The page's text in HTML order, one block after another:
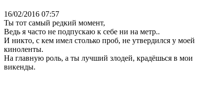
16/02/2016 07:57
Ты тот самый редкий момент,
Ведь я часто не подпускаю к себе ни на метр..
И никто, с кем имел столько проб, не утвердился у моей
киноленты.
На главную роль, а ты лучший злодей, крадёшься в мои
викенды.